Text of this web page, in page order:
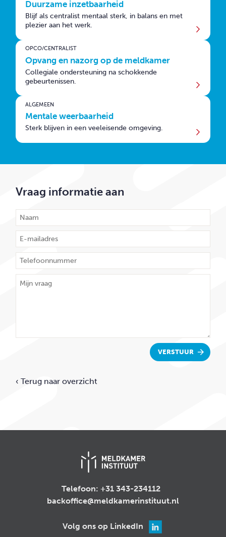
Duurzame inzetbaarheid
Blijf als centralist mentaal sterk, in balans en met
plezier aan het werk.
OPCO/CENTRALIST
Opvang en nazorg op de meldkamer
Collegiale ondersteuning na schokkende
gebeurtenissen.
ALGEMEEN
Mentale weerbaarheid
Sterk blijven in een veeleisende omgeving.
Vraag informatie aan
VERSTUUR
‹ Terug naar overzicht
Telefoon: +31 343-234112
backoffice@meldkamerinstituut.nl
Volg ons op LinkedIn